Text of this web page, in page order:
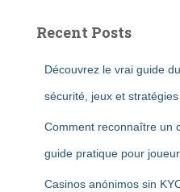
Recent Posts
Découvrez le vrai guide
sécurité, jeux et stratégies
Comment reconnaître un
guide pratique pour
Casinos anónimos sin